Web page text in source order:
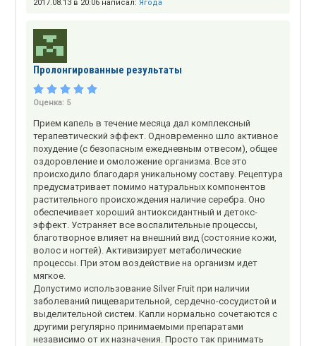
2017.08.13 в 20:06 написал: Ягода
Пролонгированные результаты
Оценка: 5
Прием капель в течение месяца дал комплексный
терапевтический эффект. Одновременно шло активное
похудение (с безопасным ежедневным отвесом), общее
оздоровление и омоложение организма. Все это
происходило благодаря уникальному составу. Рецептура
предусматривает помимо натуральных компонентов
растительного происхождения наличие серебра. Оно
обеспечивает хороший антиоксидантный и детокс-
эффект. Устраняет все воспалительные процессы,
благотворное влияет на внешний вид (состояние кожи,
волос и ногтей). Активизирует метаболические
процессы. При этом воздействие на организм идет
мягкое.
Допустимо использование Silver Fruit при наличии
заболеваний пищеварительной, сердечно-сосудистой и
выделительной систем. Капли нормально сочетаются с
другими регулярно принимаемыми препаратами
независимо от их назначения. Просто так принимать